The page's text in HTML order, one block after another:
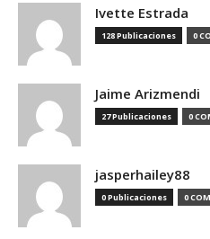
Ivette Estrada
128 Publicaciones 0
Jaime Arizmendi
27 Publicaciones 0
jasperhailey88
0 Publicaciones 0